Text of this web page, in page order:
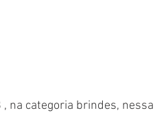
na categoria brindes, nessa